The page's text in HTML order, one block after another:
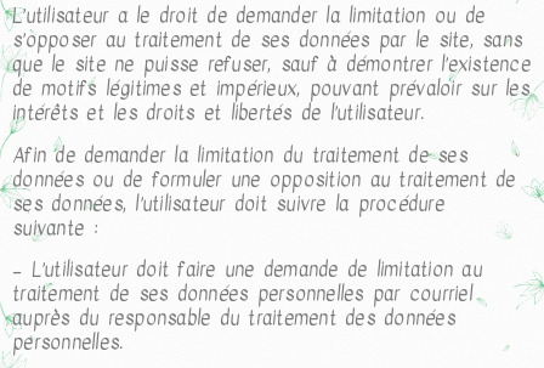
L’utilisateur a le droit de demander la limitation ou de
s’opposer au traitement de ses données par le site, sans
que le site ne puisse refuser, sauf à démontrer l’existence
de motifs légitimes et impérieux, pouvant prévaloir sur les
intérêts et les droits et libertés de l’utilisateur.
Afin de demander la limitation du traitement de ses
données ou de formuler une opposition au traitement de
ses données, l’utilisateur doit suivre la procédure
suivante :
– L’utilisateur doit faire une demande de limitation au
traitement de ses données personnelles par courriel
auprès du responsable du traitement des données
personnelles.